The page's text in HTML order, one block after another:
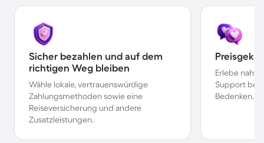
Sicher bezahlen und auf dem
richtigen Weg bleiben
Wähle lokale, vertrauenswürdige
Zahlungsmethoden sowie eine
Reiseversicherung und andere
Zusatzleistungen.
Erlebe
Support bei
Bedenken.